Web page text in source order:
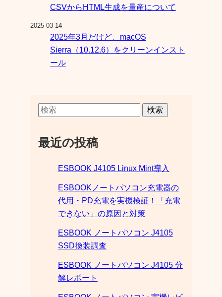
CSVからHTML生成を量産について
2025-03-14
2025年3月だけど、macOS
Sierra（10.12.6）をクリーンインスト
ール
検索
最近の投稿
ESBOOK J4105 Linux Mint導入
ESBOOKノートパソコン充電器の
代用・PD充電を実機検証！「充電
できない」の原因と対策
ESBOOK ノートパソコン J4105
SSD換装調査
ESBOOK ノートパソコン J4105 分
解レポート